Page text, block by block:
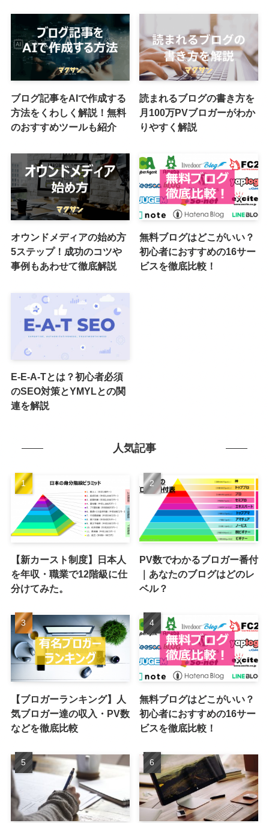
ブログ記事をAIで作成する
方法をくわしく解説！無料
のおすすめツールも紹介
読まれるブログの書き方を
月100万PVブロガーがわか
りやすく解説
オウンドメディアの始め方
5ステップ！成功のコツや
事例もあわせて徹底解説
無料ブログはどこがいい？
初心者におすすめの16サー
ビスを徹底比較！
E-E-A-Tとは？初心者必須
のSEO対策とYMYLとの関
連を解説
人気記事
【新カースト制度】日本人
を年収・職業で12階級に仕
分けてみた。
PV数でわかるブロガー番付
｜あなたのブログはどのレ
ベル？
【ブロガーランキング】人
気ブロガー達の収入・PV数
などを徹底比較
無料ブログはどこがいい？
初心者におすすめの16サー
ビスを徹底比較！